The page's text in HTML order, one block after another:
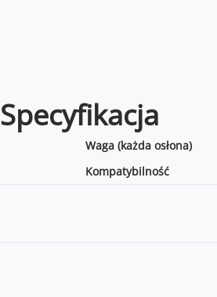
Specyfikacja
Waga (każda osłona)
Kompatybilność